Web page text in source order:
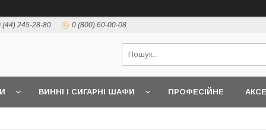
(44) 245-28-80 0 (800) 60-00-08
ВИННІ І СИГАРНІ ШАФИ ПРОФЕСІЙНЕ